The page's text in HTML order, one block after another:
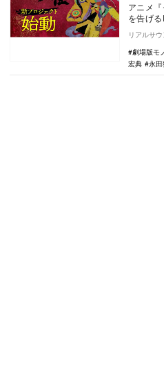
アニメ
を告げ
なる「
姿が初
リアルサ
劇場版モ
宏典
永田